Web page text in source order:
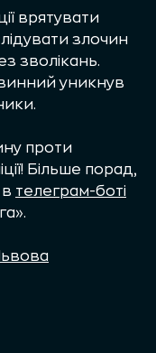
врятувати
злочин
зволікань.
уникнув
проти
Більше порад,
телеграм-боті